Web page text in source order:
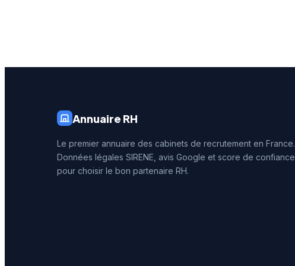
dijonnais.
Annuaire RH
Le premier annuaire des cabinets de recrutement en France.
Données légales SIRENE, avis Google et score de confiance
pour choisir le bon partenaire RH.